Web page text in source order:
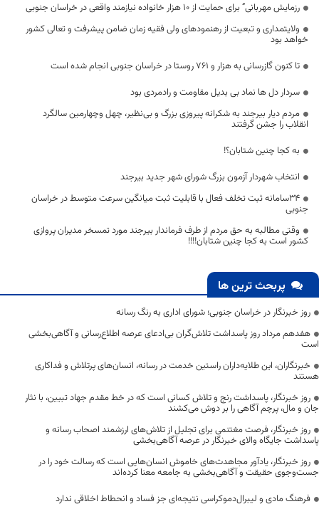
رزمایش مهربانی” برای حمایت از 10 هزار خانواده نیازمند واقعی در خراسان جنوبی
ولایتمداری و تبعیت از رهنمودهای ولی فقیه زمان ضامن پیشرفت و تعالی کشور
خواهد بود
تا کنون گازرسانی به هزار و ۷۶۱ روستا در خراسان جنوبی انجام شده است
سردار دل ها نماد بی بدیل مقاومت و رادمردی بود
مردم دیار بیرجند به شکرانه پیروزی بزرگ و بی‌نظیر، چهل وچهارمین سالگرد
انقلاب را جشن گرفتند
به کجا چنین شتابان؟!
انتخاب شهردار آزمون بزرگ شورای شهر جدید بیرجند
34سامانه ثبت تخلف فعال با قابلیت ثبت میانگین سرعت متوسط در خراسان
جنوبی
وقتی مطالبه به حق مردم از طرف فرماندار بیرجند مورد تمسخر مدیران پروازی
کشور است به کجا چنین شتابان!!!!
پربحث ترین ها
روز خبرنگار در خراسان جنوبی؛ شورای اداری به رنگ رسانه
هفدهم مرداد روز پاسداشت تلاش‌گران بی‌ادعای عرصه اطلاع‌رسانی و آگاهی‌بخشی
است
خبرنگاران، این طلایه‌داران راستین خدمت در رسانه، انسان‌های پرتلاش و فداکاری
هستند
روز خبرنگار، پاسداشت رنج و تلاش کسانی است که در خط مقدم جهاد تبیین، با نثار
جان و مال، پرچم آگاهی را بر دوش می‌کشند
روز خبرنگار، فرصت مغتنمی برای تجلیل از تلاش‌های ارزشمند اصحاب رسانه و
پاسداشت جایگاه والای خبرنگار در عرصه آگاهی‌بخشی
روز خبرنگار، یادآور مجاهدت‌های خاموش انسان‌هایی است که رسالت خود را در
جست‌وجوی حقیقت و آگاهی‌بخشی به جامعه معنا کرده‌اند
فرهنگ مادی و لیبرال‌دموکراسی نتیجه‌ای جز فساد و انحطاط اخلاقی ندارد